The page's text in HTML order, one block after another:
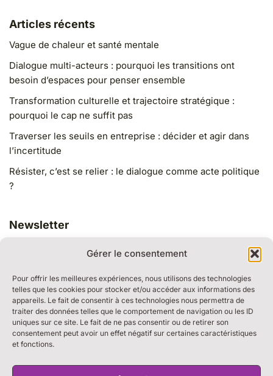
Gérer le consentement
Pour offrir les meilleures expériences, nous utilisons des technologies
telles que les cookies pour stocker et/ou accéder aux informations des
appareils. Le fait de consentir à ces technologies nous permettra de
traiter des données telles que le comportement de navigation ou les ID
uniques sur ce site. Le fait de ne pas consentir ou de retirer son
consentement peut avoir un effet négatif sur certaines caractéristiques
et fonctions.
Articles récents
Vague de chaleur et santé mentale
Dialogue multi-acteurs : pourquoi les transitions ont
besoin d’espaces pour penser ensemble
Transformation culturelle et trajectoire stratégique :
pourquoi le cap ne suffit pas
Traverser les seuils en entreprise : décider et agir dans
l’incertitude
Résister, c’est se relier : le dialogue comme acte politique
?
Newsletter
RESSOURCES
BULLE DE DIALOGUE